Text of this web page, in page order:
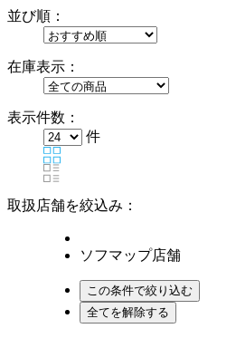
並び順：
在庫表示：
表示件数：
件
取扱店舗を絞込み：
ソフマップ店舗